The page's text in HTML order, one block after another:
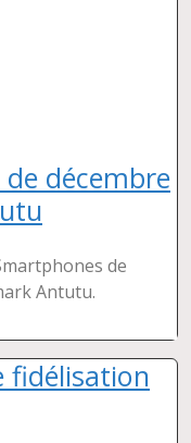
décembre
de
Antutu.
fidélisation